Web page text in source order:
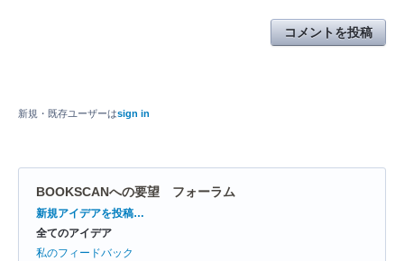
コメントを投稿
新規・既存ユーザーはsign in
BOOKSCANへの要望 フォーラム
カ
テ
ゴ
新規アイデアを投稿…
全てのアイデア
私のフィードバック